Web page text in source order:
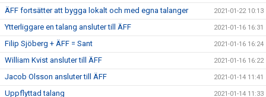
ÄFF fortsätter att bygga lokalt och med egna talanger 2021-01-22 10:13
Ytterliggare en talang ansluter till ÄFF 2021-01-16 16:31
Filip Sjöberg + ÄFF = Sant 2021-01-16 16:24
William Kvist ansluter till ÄFF 2021-01-16 16:22
Jacob Olsson ansluter till ÄFF 2021-01-14 11:41
Uppflyttad talang 2021-01-14 11:33